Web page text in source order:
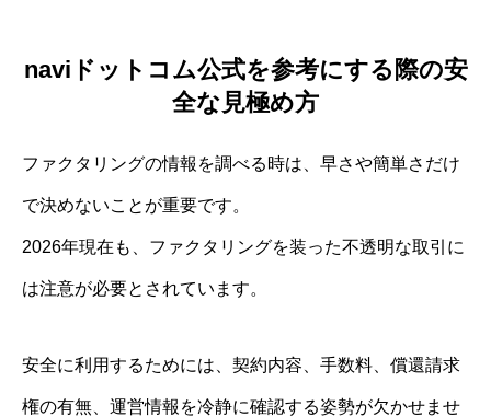
naviドットコム公式を参考にする際の安
全な見極め方
ファクタリングの情報を調べる時は、早さや簡単さだけ
で決めないことが重要です。
2026年現在も、ファクタリングを装った不透明な取引に
は注意が必要とされています。
安全に利用するためには、契約内容、手数料、償還請求
権の有無、運営情報を冷静に確認する姿勢が欠かせませ